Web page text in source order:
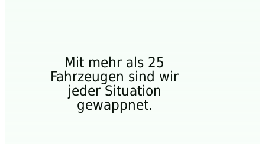
Mit mehr als 25
Fahrzeugen sind wir
jeder Situation
gewappnet.